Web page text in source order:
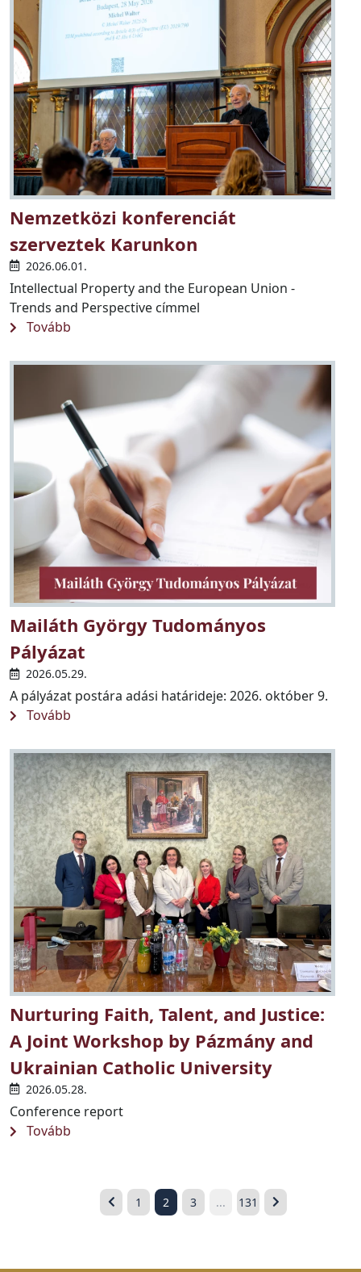
Nemzetközi konferenciát
szerveztek Karunkon
2026.06.01.
Intellectual Property and the European Union -
Trends and Perspective címmel
Tovább
Mailáth György Tudományos
Pályázat
2026.05.29.
A pályázat postára adási határideje: 2026. október 9.
Tovább
Nurturing Faith, Talent, and Justice:
A Joint Workshop by Pázmány and
Ukrainian Catholic University
2026.05.28.
Conference report
Tovább
1 2 3 ... 131